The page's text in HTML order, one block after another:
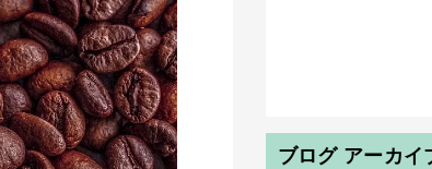
ブログ アーカイ